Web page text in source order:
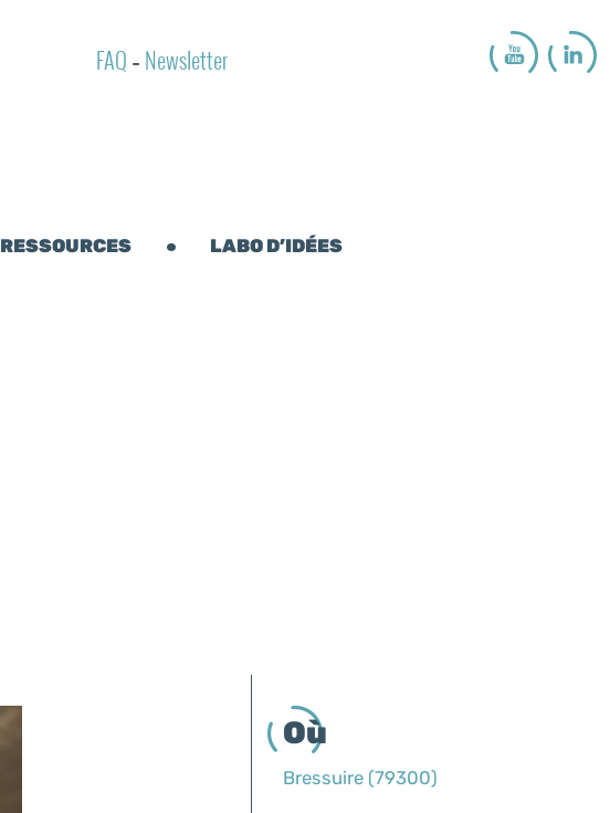
FAQ - Newsletter
RESSOURCES LABO D’IDÉES
Où
Bressuire (79300)